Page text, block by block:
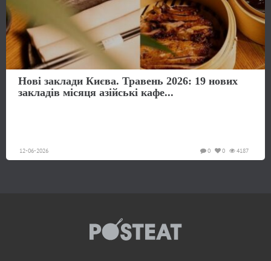
Нові заклади Києва. Травень 2026: 19 нових
закладів місяця азійські кафе...
12-06-2026 4187
0
0